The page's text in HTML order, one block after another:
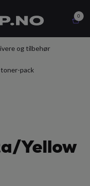
0
og tilbehør
pack
Yellow